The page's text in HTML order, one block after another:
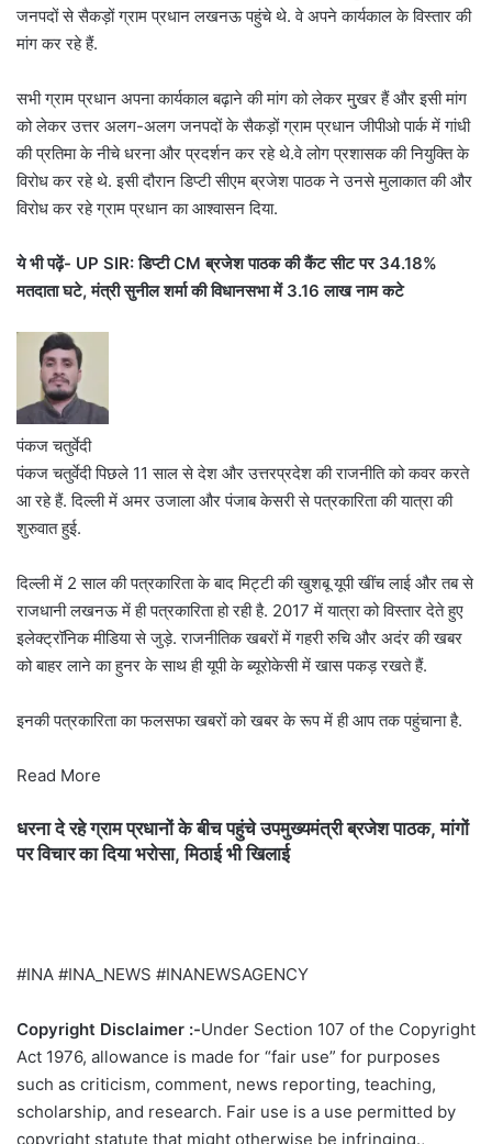
जनपदों से सैकड़ों ग्राम प्रधान लखनऊ पहुंचे थे. वे अपने कार्यकाल के विस्तार की
मांग कर रहे हैं.
सभी ग्राम प्रधान अपना कार्यकाल बढ़ाने की मांग को लेकर मु्खर हैं और इसी मांग
को लेकर उत्तर अलग-अलग जनपदों के सैकड़ों ग्राम प्रधान जीपीओ पार्क में गांधी
की प्रतिमा के नीचे धरना और प्रदर्शन कर रहे थे.वे लोग प्रशासक की नियुक्ति के
विरोध कर रहे थे. इसी दौरान डिप्टी सीएम ब्रजेश पाठक ने उनसे मुलाकात की और
विरोध कर रहे ग्राम प्रधान का आश्वासन दिया.
ये भी पढ़ें- UP SIR: डिप्टी CM ब्रजेश पाठक की कैंट सीट पर 34.18%
मतदाता घटे, मंत्री सुनील शर्मा की विधानसभा में 3.16 लाख नाम कटे
पंकज चतुर्वेदी
पंकज चतुर्वेदी पिछले 11 साल से देश और उत्तरप्रदेश की राजनीति को कवर करते
आ रहे हैं. दिल्ली में अमर उजाला और पंजाब केसरी से पत्रकारिता की यात्रा की
शुरुवात हुई.
दिल्ली में 2 साल की पत्रकारिता के बाद मिट्टी की खुशबू यूपी खींच लाई और तब से
राजधानी लखनऊ में ही पत्रकारिता हो रही है. 2017 में यात्रा को विस्तार देते हुए
इलेक्ट्रॉनिक मीडिया से जुड़े. राजनीतिक खबरों में गहरी रुचि और अदंर की खबर
को बाहर लाने का हुनर के साथ ही यूपी के ब्यूरोकेसी में खास पकड़ रखते हैं.
इनकी पत्रकारिता का फलसफा खबरों को खबर के रूप में ही आप तक पहुंचाना है.
Read More
धरना दे रहे ग्राम प्रधानों के बीच पहुंचे उपमुख्यमंत्री ब्रजेश पाठक, मांगों
पर विचार का दिया भरोसा, मिठाई भी खिलाई
#INA #INA_NEWS #INANEWSAGENCY
Copyright Disclaimer :-Under Section 107 of the Copyright
Act 1976, allowance is made for “fair use” for purposes
such as criticism, comment, news reporting, teaching,
scholarship, and research. Fair use is a use permitted by
copyright statute that might otherwise be infringing.,